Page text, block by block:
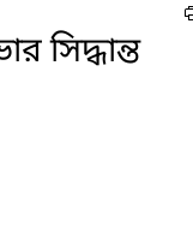
সিদ্ধান্ত